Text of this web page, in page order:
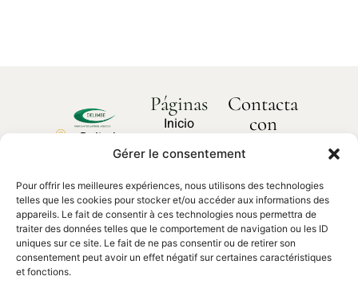
Gérer le consentement
Pour offrir les meilleures expériences, nous utilisons des technologies
telles que les cookies pour stocker et/ou accéder aux informations des
appareils. Le fait de consentir à ces technologies nous permettra de
traiter des données telles que le comportement de navigation ou les ID
uniques sur ce site. Le fait de ne pas consentir ou de retirer son
consentement peut avoir un effet négatif sur certaines caractéristiques
et fonctions.
Delimbe
Abbaye
Bonport
27340,
Pont de
l'Arche
Páginas
Inicio
Sobre
Nuestros
productos
Piezas de
recambio
Contacta
con
nosotros
¿Cómo
ayudarte?
Contacta
con
nosotros